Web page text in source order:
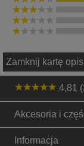
Zamknij kartę
4,81
Akcesoria i
Informacja